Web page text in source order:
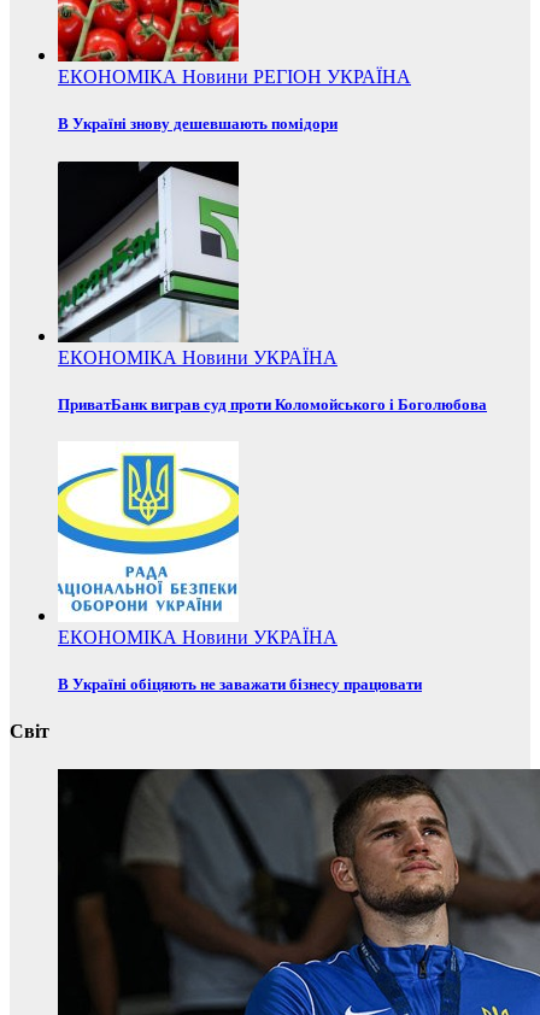
ЕКОНОМІКА Новини РЕГІОН УКРАЇНА
В Україні знову дешевшають помідори
ЕКОНОМІКА Новини УКРАЇНА
ПриватБанк виграв суд проти Коломойського і Боголюбова
ЕКОНОМІКА Новини УКРАЇНА
В Україні обіцяють не заважати бізнесу працювати
Світ